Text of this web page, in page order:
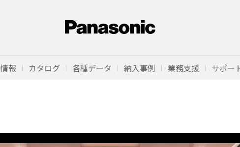
報 カタログ 各種データ 納入事例 業務支援 サポー